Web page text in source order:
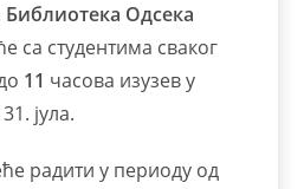
Библиотека Одсека
са студентима сваког
11 часова изузев у
јула.
радити у периоду од